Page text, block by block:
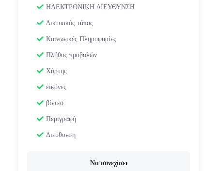
ΗΛΕΚΤΡΟΝΙΚΗ ΔΙΕΥΘΥΝΣΗ
Δικτυακός τόπος
Κοινωνικές Πληροφορίες
Πλήθος προβολών
Χάρτης
εικόνες
βίντεο
Περιγραφή
Διεύθυνση
Να συνεχίσει